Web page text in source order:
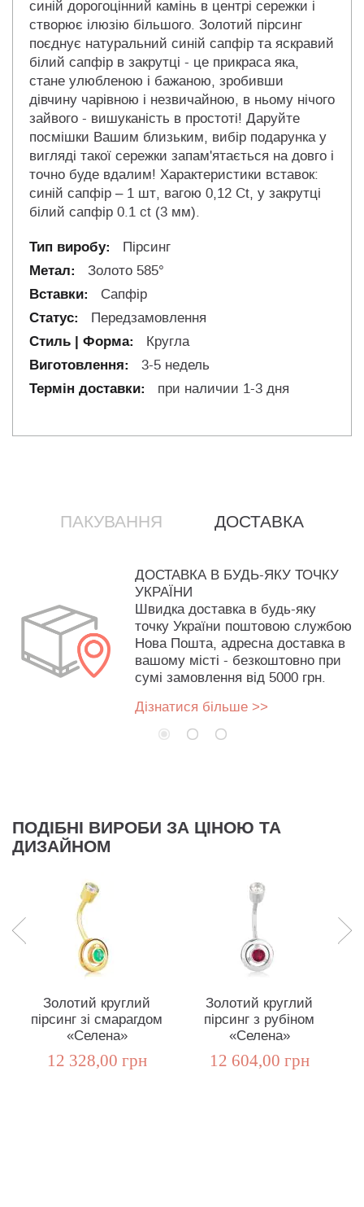
синій дорогоцінний камінь в центрі сережки і
створює ілюзію більшого. Золотий пірсинг
поєднує натуральний синій сапфір та яскравий
білий сапфір в закрутці - це прикраса яка,
стане улюбленою і бажаною, зробивши
дівчину чарівною і незвичайною, в ньому нічого
зайвого - вишуканість в простоті! Даруйте
посмішки Вашим близьким, вибір подарунка у
вигляді такої сережки запам'ятається на довго і
точно буде вдалим! Характеристики вставок:
синій сапфір – 1 шт, вагою 0,12 Ct, у закрутці
білий сапфір 0.1 ct (3 мм).
Пірсинг
Золото 585°
Сапфір
Передзамовлення
Кругла
3-5 недель
при наличии 1-3 дня
ПАКУВАННЯ ДОСТАВКА
ДОСТАВКА В БУДЬ-ЯКУ ТОЧКУ
УКРАЇНИ
Швидка доставка в будь-яку
точку України поштовою службою
Нова Пошта, адресна доставка в
вашому місті - безкоштовно при
сумі замовлення від 5000 грн.
Дізнатися більше >>
ПОДІБНІ ВИРОБИ ЗА ЦІНОЮ ТА
ДИЗАЙНОМ
Золотий круглий
пірсинг зі смарагдом
«Селена»
12 328,00 грн
Золотий круглий
пірсинг з рубіном
«Селена»
12 604,00 грн